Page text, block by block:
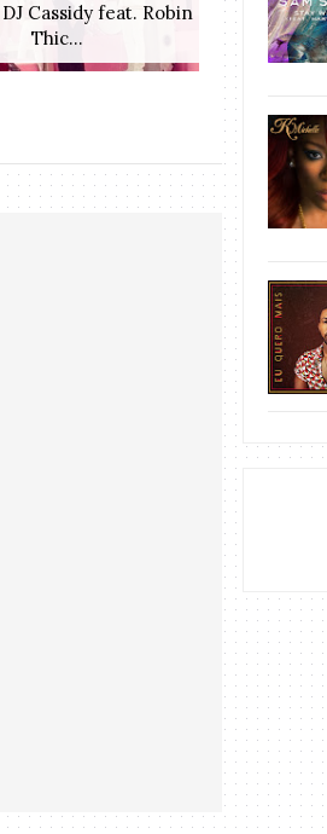
Cassidy feat. Robin
Thic...
Mary J